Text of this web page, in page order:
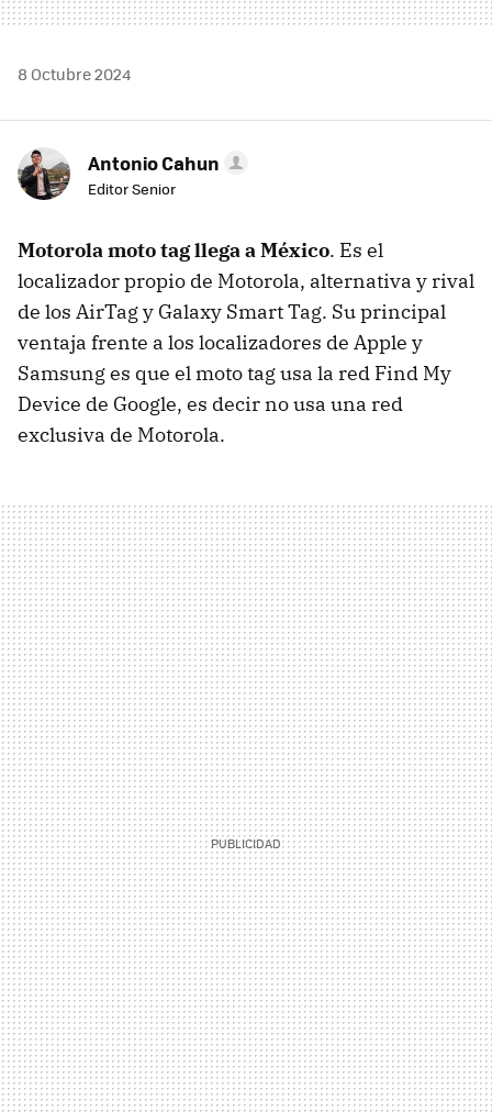
8 Octubre 2024
Antonio Cahun
Editor Senior
Motorola moto tag llega a México. Es el
localizador propio de Motorola, alternativa y rival
de los AirTag y Galaxy Smart Tag. Su principal
ventaja frente a los localizadores de Apple y
Samsung es que el moto tag usa la red Find My
Device de Google, es decir no usa una red
exclusiva de Motorola.